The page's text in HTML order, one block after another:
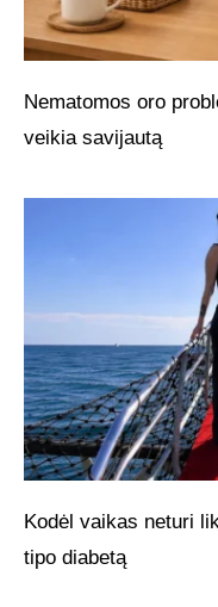
Nematomos oro
veikia savijautą
Kodėl vaikas neturi
tipo diabetą